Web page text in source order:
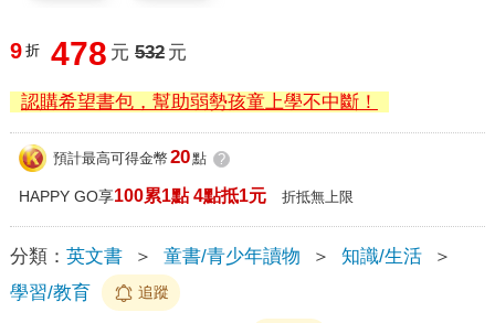
9 折 478 元 532 元
認購希望書包，幫助弱勢孩童上學不中斷！
預計最高可得金幣 20點 ?
HAPPY GO享100累1點 4點抵1元 折抵無上限
分類： 英文書 ＞ 童書/青少年讀物 ＞ 知識/生活
＞
學習/教育
追蹤